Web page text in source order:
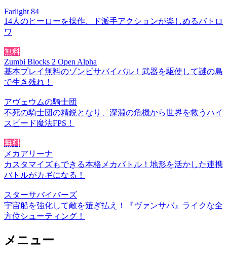
Farlight 84
14人のヒーローを操作、ド派手アクションが楽しめるバトロ
ワ
無料
Zumbi Blocks 2 Open Alpha
基本プレイ無料のゾンビサバイバル！武器を駆使して謎の島
で生き残れ！
アヴェウムの騎士団
不死の騎士団の精鋭となり、深淵の危機から世界を救うハイ
スピード魔法FPS！
無料
メカアリーナ
カスタマイズもできる本格メカバトル！地形を活かした連携
バトルがカギになる！
スターサバイバーズ
宇宙船を強化して敵を薙ぎ払え！『ヴァンサバ』ライクな全
方位シューティング！
メニュー